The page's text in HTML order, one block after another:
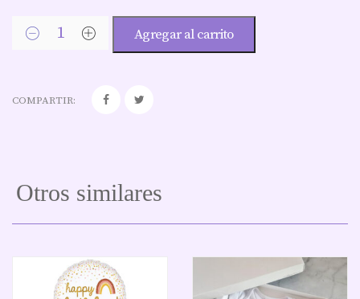
Agregar al carrito
COMPARTIR:
Otros similares